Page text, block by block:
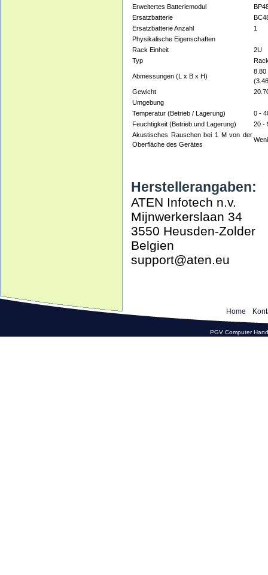
Erweitertes Batteriemodul
Ersatzbatterie
Ersatzbatterie Anzahl
1
Physikalische Eigenschaften
Rack Einheit
2U
Typ
Abmessungen (L x B x H)
8.80
Gewicht
Umgebung
Temperatur (Betrieb / Lagerung)
0 -
Feuchtigkeit (Betrieb und Lagerung)
20 -
Akustisches Rauschen bei 1 M von der
Oberfläche des Gerätes
Herstellerangaben:
ATEN Infotech n.v.
Mijnwerkerslaan 34
3550 Heusden-Zolder
Belgien
support@aten.eu
Home
PGV Computer